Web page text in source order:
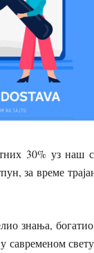
30% уз наш
за време
знања,